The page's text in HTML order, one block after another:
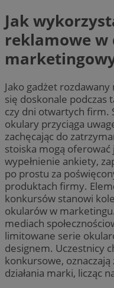
Jak
reklamowe w
Jako gadżet
się doskonale podczas
czy dni otwartych firm.
okulary przyciąga
zachęcając do
stoiska mogą
wypełnienie ankiety,
po prostu za
produktach firmy.
konkursów stanowi
okularów w
mediach
limitowane serie
designem. Uczestnicy
konkursowe,
działania marki, licząc